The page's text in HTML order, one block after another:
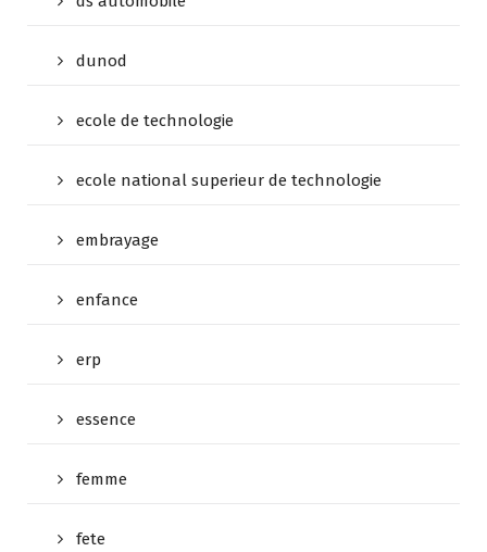
dunod
ecole de technologie
ecole national superieur de technologie
embrayage
enfance
erp
essence
femme
fete